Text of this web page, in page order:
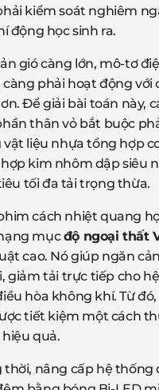
kiểm soát nghiêm
động học sinh ra.
gió càng lớn, mô-tơ
phải hoạt động với
Để giải bài toán này,
thân vỏ bắt buộc
liệu nhựa tổng hợp
hợp kim nhôm dập siêu
tối đa tải trọng thừa.
cách nhiệt quang
mụcđộ ngoại thất
cao. Nó giúp ngăn
giảm tải trực tiếp cho
hòa không khí. Từ
tiết kiệm một cách
quả.
nâng cấp hệ thống